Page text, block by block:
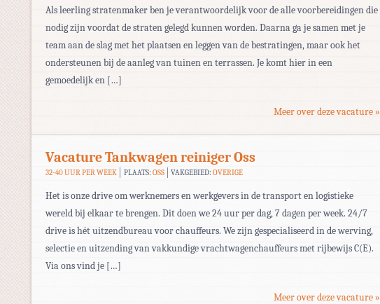
Als leerling stratenmaker ben je verantwoordelijk voor de alle voorbereidingen die
nodig zijn voordat de straten gelegd kunnen worden. Daarna ga je samen met je
team aan de slag met het plaatsen en leggen van de bestratingen, maar ook het
ondersteunen bij de aanleg van tuinen en terrassen. Je komt hier in een
gemoedelijk en […]
Meer over deze vacature »
Vacature Tankwagen reiniger Oss
32-40 UUR PER WEEK PLAATS: OSS VAKGEBIED:OVERIGE
Het is onze drive om werknemers en werkgevers in de transport en logistieke
wereld bij elkaar te brengen. Dit doen we 24 uur per dag, 7 dagen per week. 24/7
drive is hét uitzendbureau voor chauffeurs. We zijn gespecialiseerd in de werving,
selectie en uitzending van vakkundige vrachtwagenchauffeurs met rijbewijs C(E).
Via ons vind je […]
Meer over deze vacature »